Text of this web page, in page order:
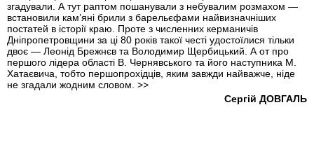
згадували. А тут раптом пошанували з небувалим розмахом —
встановили кам’яні брили з барельєфами найвизначніших
постатей в історії краю. Проте з численних керманичів
Дніпропетровщини за ці 80 років такої честі удостоїлися тільки
двоє — Леонід Брежнєв та Володимир Щербицький. А от про
першого лідера області В. Чернявського та його наступника М.
Хатаєвича, тобто першопрохідців, яким завжди найважче, ніде
не згадали жодним словом. >>
Сергій ДОВГАЛЬ